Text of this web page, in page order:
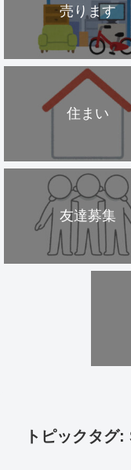
売ります
住まい
友達募集
トピックタグ